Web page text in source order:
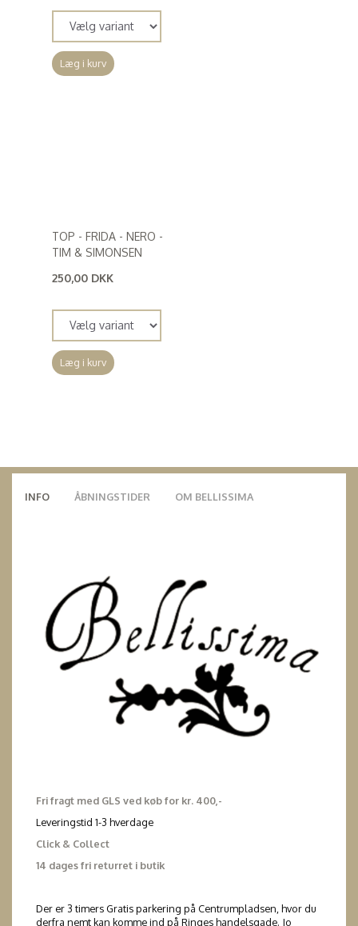
Læg i kurv
TOP - FRIDA - NERO -
TIM & SIMONSEN
250,00 DKK
Læg i kurv
INFO ÅBNINGSTIDER OM BELLISSIMA
Fri fragt med GLS ved køb for kr. 400,-
Leveringstid 1-3 hverdage
Click & Collect
14 dages fri returret i butik
Der er 3 timers Gratis parkering på Centrumpladsen, hvor du
derfra nemt kan komme ind på Ringes handelsgade. Jo